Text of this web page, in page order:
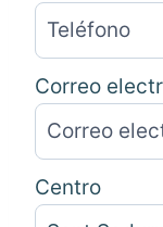
Correo
Centro